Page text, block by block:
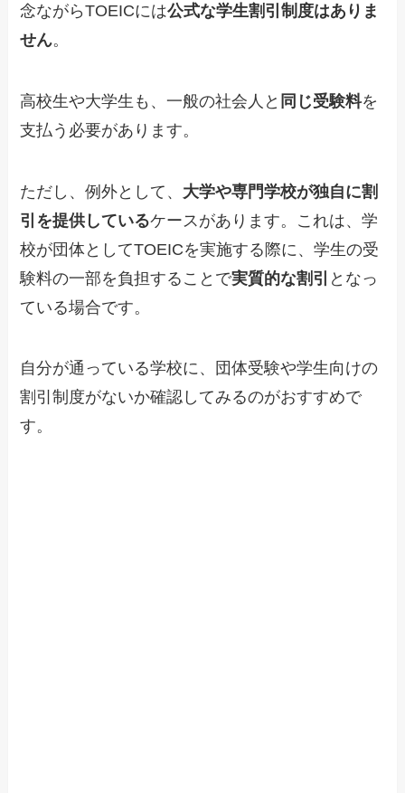
念ながらTOEICには公式な学生割引制度はありま
せん。
高校生や大学生も、一般の社会人と 同じ受験料を
支払う必要があります。
ただし、例外として、 大学や専門学校が独自に割
引を提供しているケースがあります。これは、学
校が団体としてTOEICを実施する際に、学生の受
験料の一部を負担することで実質的な割引 となっ
ている場合です。
自分が通っている学校に、団体受験や学生向けの
割引制度がないか確認してみるのがおすすめで
す。